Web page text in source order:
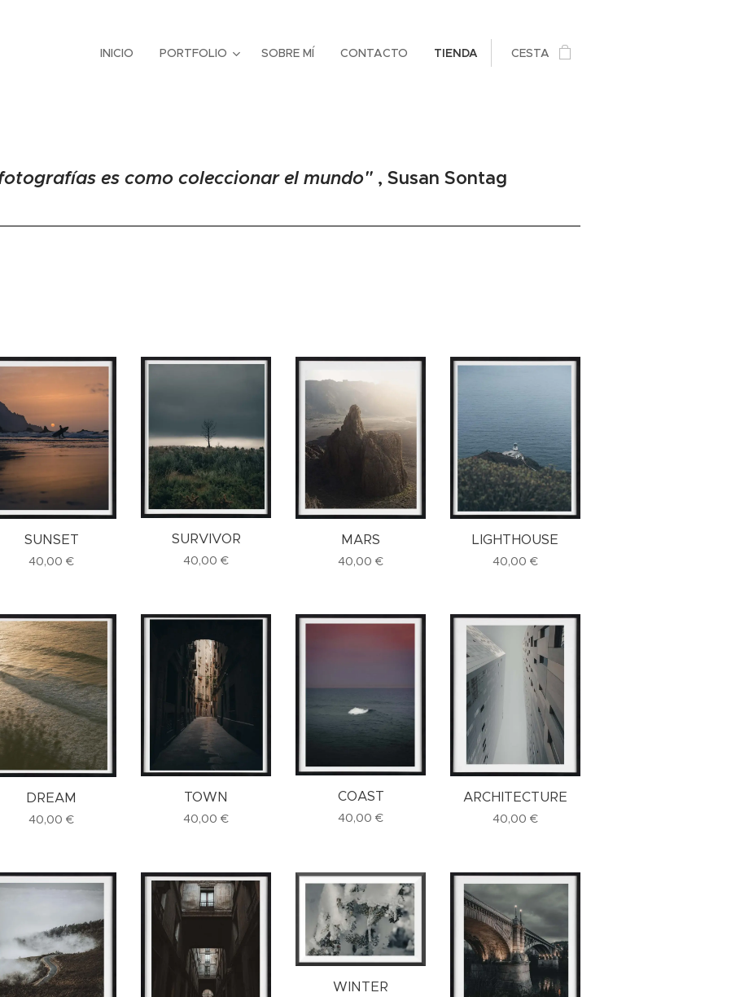
INICIO PORTFOLIO SOBRE MÍ CONTACTO TIENDA CESTA
es como coleccionar el mundo" , Susan Sontag
SUNSET
40,00 €
SURVIVOR
40,00 €
MARS
40,00 €
LIGHTHOUSE
40,00 €
DREAM
40,00 €
TOWN
40,00 €
COAST
40,00 €
ARCHITECTURE
40,00 €
WINTER